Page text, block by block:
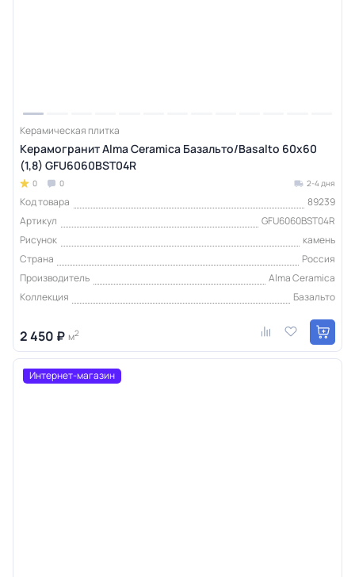
Керамическая плитка
Керамогранит Alma Ceramica Базальто/Basalto 60х60
(1,8) GFU6060BST04R
0 0 2-4 дня
Код товара
89239
Артикул
GFU6060BST04R
Рисунок
камень
Страна
Россия
Производитель
Alma Ceramica
Коллекция
Базальто
2 450 ₽ м2
Интернет-магазин